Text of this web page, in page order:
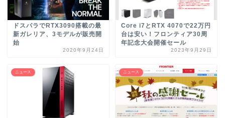
ドスパラでRTX3090搭載の最
新ガレリア、3モデルが販売開
始
2020年9月24日
Core i7とRTX 4070で22万円
台は安い！フロンティア30周
年記念大会開催セール
2023年9月29日
ニュース ニュース